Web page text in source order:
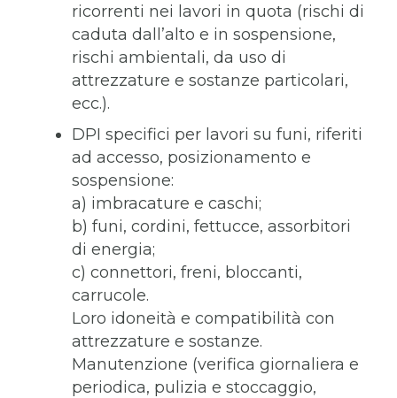
ricorrenti nei lavori in quota (rischi di
caduta dall’alto e in sospensione,
rischi ambientali, da uso di
attrezzature e sostanze particolari,
ecc.).
DPI specifici per lavori su funi, riferiti
ad accesso, posizionamento e
sospensione:
a) imbracature e caschi;
b) funi, cordini, fettucce, assorbitori
di energia;
c) connettori, freni, bloccanti,
carrucole.
Loro idoneità e compatibilità con
attrezzature e sostanze.
Manutenzione (verifica giornaliera e
periodica, pulizia e stoccaggio,